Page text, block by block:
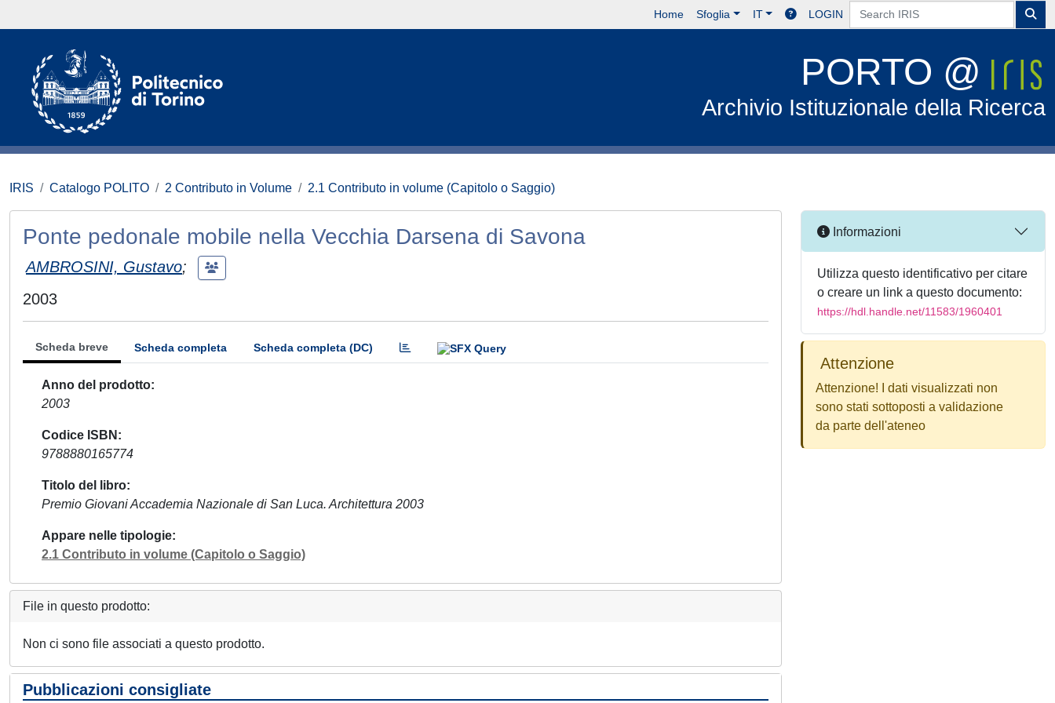
Home Sfoglia IT LOGIN
PORTO @
Archivio Istituzionale della Ricerca
IRIS Catalogo POLITO 2 Contributo in Volume 2.1 Contributo in volume (Capitolo o Saggio)
Ponte pedonale mobile nella Vecchia Darsena di Savona
AMBROSINI, Gustavo;
2003
Scheda breve Scheda completa Scheda completa (DC)
Anno del prodotto
2003
Codice ISBN
9788880165774
Titolo del libro
Premio Giovani Accademia Nazionale di San Luca. Architettura 2003
Appare nelle tipologie
2.1 Contributo in volume (Capitolo o Saggio)
File in questo prodotto:
Non ci sono file associati a questo prodotto.
Pubblicazioni consigliate
Informazioni
Utilizza questo identificativo per citare
o creare un link a questo documento:
https://hdl.handle.net/11583/1960401
Attenzione
Attenzione! I dati visualizzati non
sono stati sottoposti a validazione
da parte dell'ateneo